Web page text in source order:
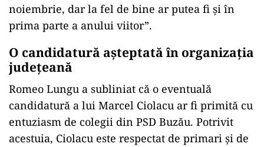
noiembrie, dar la fel de bine ar putea fi şi în
prima parte a anului viitor”.
O candidatură aşteptată în organizaţia
judeţeană
Romeo Lungu a subliniat că o eventuală
candidatură a lui Marcel Ciolacu ar fi primită cu
entuziasm de colegii din PSD Buzău. Potrivit
acestuia, Ciolacu este respectat de primari şi de